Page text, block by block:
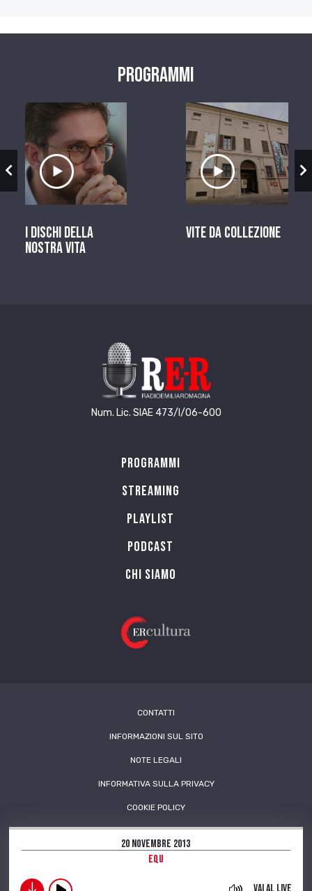
20 Novembre 2013
EQU
Programmi
Ascolta il servizio
I dischi della
nostra vita
Ascolta il
Vite da Collezione
Num. Lic. SIAE 473/I/06-600
Programmi
Streaming
Playlist
PODCAST
Chi siamo
CONTATTI
INFORMAZIONI SUL SITO
NOTE LEGALI
INFORMATIVA SULLA PRIVACY
COOKIE POLICY